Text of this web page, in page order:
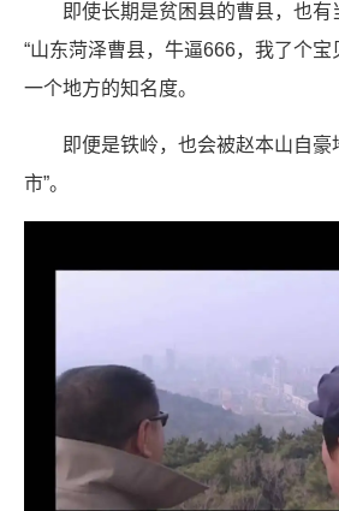
即使长期是贫困县的曹县，也有
“山东菏泽曹县，牛逼666，我了个宝
一个地方的知名度。
即便是铁岭，也会被赵本山自豪
市”。